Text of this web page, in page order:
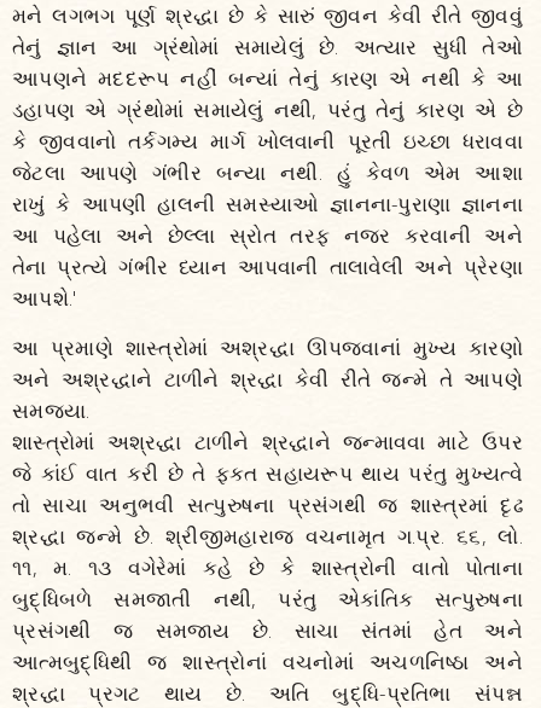
મને લગભગ પૂર્ણ શ્રદ્ધા છે કે સારું જીવન કેવી રીતે જીવવું
તેનું જ્ઞાન આ ગ્રંથોમાં સમાયેલું છે. અત્યાર સુધી તેઓ
આપણને મદદરૂપ નહીં બન્યાં તેનું કારણ એ નથી કે આ
ડહાપણ એ ગ્રંથોમાં સમાયેલું નથી, પરંતુ તેનું કારણ એ છે
કે જીવવાનો તર્કગમ્ય માર્ગ ખોલવાની પૂરતી ઇચ્છા ધરાવવા
જેટલા આપણે ગંભીર બન્યા નથી. હું કેવળ એમ આશા
રાખું કે આપણી હાલની સમસ્યાઓ જ્ઞાનના-પુરાણા જ્ઞાનના
આ પહેલા અને છેલ્લા સ્રોત તરફ નજર કરવાની અને
તેના પ્રત્યે ગંભીર ધ્યાન આપવાની તાલાવેલી અને પ્રેરણા
આપશે.'
આ પ્રમાણે શાસ્ત્રોમાં અશ્રદ્ધા ઊપજવાનાં મુખ્ય કારણો
અને અશ્રદ્ધાને ટાળીને શ્રદ્ધા કેવી રીતે જન્મે તે આપણે
સમજ્યા.
શાસ્ત્રોમાં અશ્રદ્ધા ટાળીને શ્રદ્ધાને જન્માવવા માટે ઉપર
જે કાંઈ વાત કરી છે તે ફક્ત સહાયરૂપ થાય પરંતુ મુખ્યત્વે
તો સાચા અનુભવી સત્પુરુષના પ્રસંગથી જ શાસ્ત્રમાં દૃઢ
શ્રદ્ધા જન્મે છે. શ્રીજીમહારાજ વચનામૃત ગ.પ્ર. ૬૬, લો.
૧૧, મ. ૧૩ વગેરેમાં કહે છે કે શાસ્ત્રોની વાતો પોતાના
બુદ્ધિબળે સમજાતી નથી, પરંતુ એકાંતિક સત્પુરુષના
પ્રસંગથી જ સમજાય છે. સાચા સંતમાં હેત અને
આત્મબુદ્ધિથી જ શાસ્ત્રોનાં વચનોમાં અચળનિષ્ઠા અને
શ્રદ્ધા પ્રગટ થાય છે. અતિ બુદ્ધિ-પ્રતિભા સંપન્ન